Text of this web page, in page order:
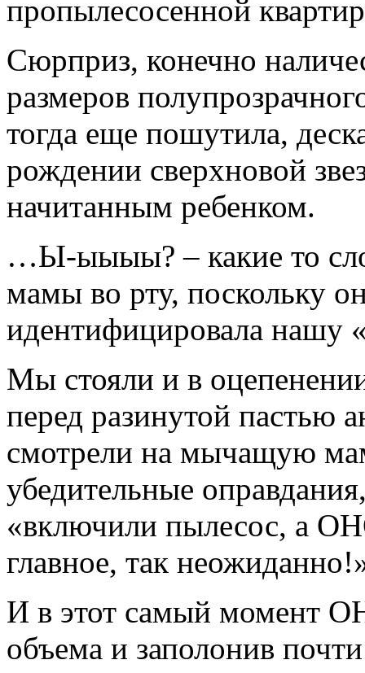
пропылесосенной
Сюрприз, конечно
размеров
тогда еще пошутила,
рождении сверхновой
начитанным ребенком.
…Ы-ыыыы? – какие то
мамы во рту, поскольку
идентифицировала нашу
Мы стояли и в
перед разинутой пастью
смотрели на мычащую
убедительные
«включили пылесос, а
главное, так
И в этот самый момент
объема и заполонив